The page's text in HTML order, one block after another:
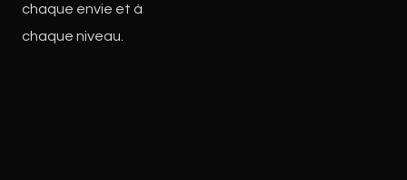
chaque envie et à
chaque niveau.